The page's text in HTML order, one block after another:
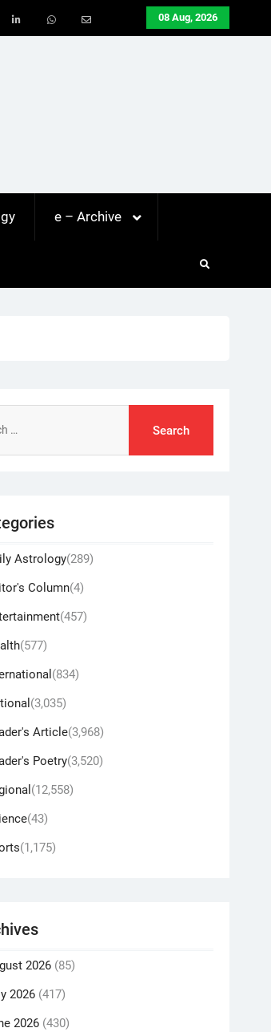
08 Aug, 2026
e – Archive
Astrology(289)
Column(4)
(457)
(577)
(834)
(3,035)
Article(3,968)
Poetry(3,520)
(12,558)
(43)
(1,175)
2026 (85)
2026 (417)
2026 (430)